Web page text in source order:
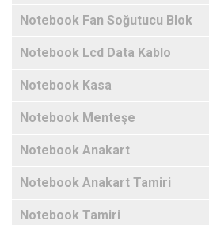
Notebook Fan Soğutucu Blok
Notebook Lcd Data Kablo
Notebook Kasa
Notebook Menteşe
Notebook Anakart
Notebook Anakart Tamiri
Notebook Tamiri